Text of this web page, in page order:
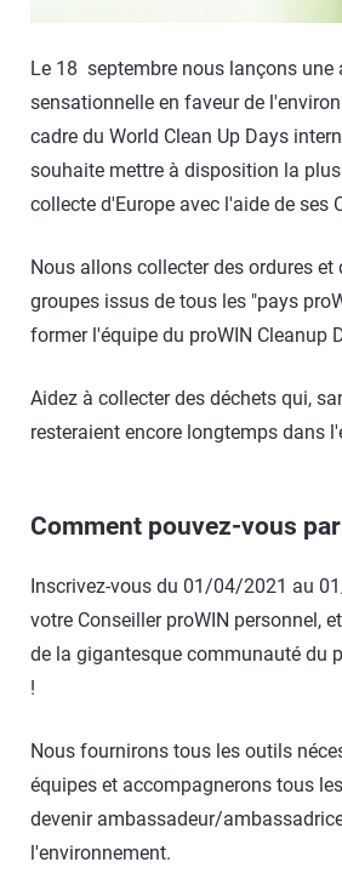
Le 18 septembre nous lançons une
sensationnelle en faveur de
cadre du World Clean Up Days
souhaite mettre à disposition la
collecte d'Europe avec l'aide de ses
Nous allons collecter des ordures et
groupes issus de tous les "pays
former l'équipe du proWIN Cleanup
Aidez à collecter des déchets qui,
resteraient encore longtemps dans
Comment pouvez-vous
Inscrivez-vous du 01/04/2021 au
votre Conseiller proWIN personnel,
de la gigantesque communauté du
!
Nous fournirons tous les outils
équipes et accompagnerons tous
devenir ambassadeur/
l'environnement.